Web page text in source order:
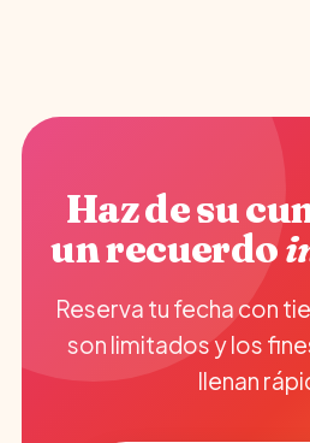
Haz de su
un recuerdo
Reserva tu fecha con
son limitados y los
llenan